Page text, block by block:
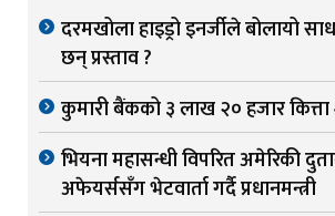
दरमखोला हाइड्रो इनर्जीले बोलायो
छन् प्रस्ताव ?
कुमारी बैंकको ३ लाख २० हजार कित्ता
भियना महासन्धी विपरित अमेरिकी
अफेयर्ससँग भेटवार्ता गर्दै प्रधानमन्त्री